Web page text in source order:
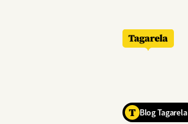
Blog Tagarela